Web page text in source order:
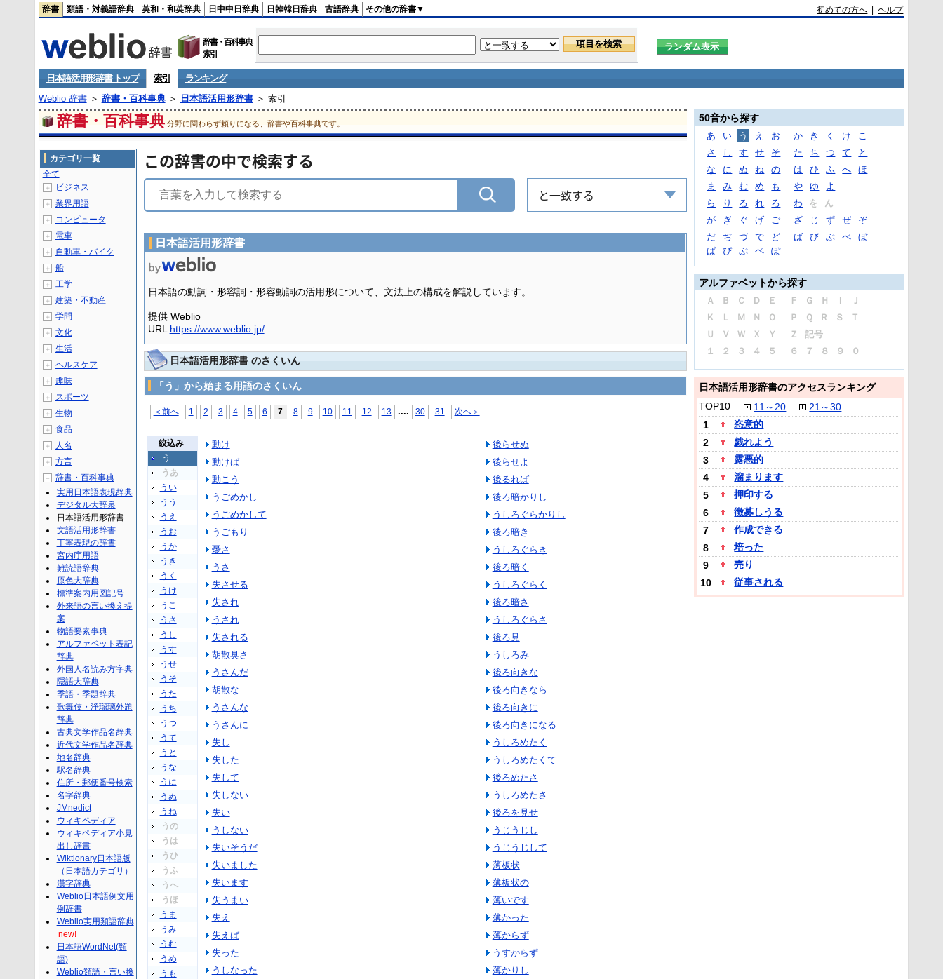
辞書 類語・対義語辞典 英和・和英辞典 日中中日辞典 日韓韓日辞典 古語辞典 その他の辞書▼ 初めての方へ |ヘルプ
辞書・百科事典
索引
日本語活用形辞書 トップ 索引
ランキング
Weblio 辞書＞ 辞書・百科事典＞ 日本語活用形辞書＞ 索引
辞書・百科事典 分野に関わらず頼りになる、辞書や百科事典です。
この辞書の中で検索する
と一致する
日本語活用形辞書
日本語の動詞・形容詞・形容動詞の活用形について、文法上の構成を解説しています。
提供 Weblio
URL https://www.weblio.jp/
日本語活用形辞書 のさくいん
「う」から始まる用語のさくいん
＜前へ 1 2 3 4 5 6 7 8 9 10 11 12 13 .... 30 31 次へ＞
絞込み
う
うあ
うい
うう
うえ
うお
うか
うき
うく
うけ
うこ
うさ
うし
うす
うせ
うそ
うた
うち
うつ
うて
うと
うな
うに
うぬ
うね
うの
うは
うひ
うふ
うへ
うほ
うま
うみ
うむ
うめ
うも
動け
動けば
動こう
うごめかし
うごめかして
うごもり
憂さ
うさ
失させる
失され
うされ
失される
胡散臭さ
うさんだ
胡散な
うさんな
うさんに
失し
失した
失して
失しない
失い
うしない
失いそうだ
失いました
失います
失うまい
失え
失えば
失った
うしなった
後らせぬ
後らせよ
後るれば
後ろ暗かりし
うしろぐらかりし
後ろ暗き
うしろぐらき
後ろ暗く
うしろぐらく
後ろ暗さ
うしろぐらさ
後ろ見
うしろみ
後ろ向きな
後ろ向きなら
後ろ向きに
後ろ向きになる
うしろめたく
うしろめたくて
後ろめたさ
うしろめたさ
後ろを見せ
うじうじし
うじうじして
薄板状
薄板状の
薄いです
薄かった
薄からず
うすからず
薄かりし
カテゴリ一覧
全て
＋ ビジネス
＋ 業界用語
＋ コンピュータ
＋ 電車
＋ 自動車・バイク
＋ 船
＋ 工学
＋ 建築・不動産
＋ 学問
＋ 文化
＋ 生活
＋ ヘルスケア
＋ 趣味
＋ スポーツ
＋ 生物
＋ 食品
＋ 人名
＋ 方言
－
辞書・百科事典
実用日本語表現辞典
デジタル大辞泉
日本語活用形辞書
文語活用形辞書
丁寧表現の辞書
宮内庁用語
難読語辞典
原色大辞典
標準案内用図記号
外来語の言い換え提
案
物語要素事典
アルファベット表記
辞典
外国人名読み方字典
隠語大辞典
季語・季題辞典
歌舞伎・浄瑠璃外題
辞典
古典文学作品名辞典
近代文学作品名辞典
地名辞典
駅名辞典
住所・郵便番号検索
名字辞典
JMnedict
ウィキペディア
ウィキペディア小見
出し辞書
Wiktionary日本語版
（日本語カテゴリ）
漢字辞典
Weblio日本語例文用
例辞書
Weblio実用類語辞典
new!
日本語WordNet(類
語)
Weblio類語・言い換
50音から探す
あ い う え お か き く け
こ
さ
し す せ そ た ち つ て
と
な
に ぬ ね の は ひ ふ へ
ほ
ま
み む め も や ゆ
よ
ら
り る れ ろ わ を
ん
が
ぎ ぐ げ ご ざ じ ず ぜ
ぞ
だ
ぢ づ で ど ば び ぶ べ
ぼ
ぱ
ぴ ぷ ぺ ぽ
アルファベットから探す
Ａ Ｂ Ｃ Ｄ Ｅ Ｆ Ｇ Ｈ Ｉ
Ｊ
Ｋ
Ｌ Ｍ Ｎ Ｏ Ｐ Ｑ Ｒ Ｓ
Ｔ
Ｕ
Ｖ Ｗ Ｘ Ｙ Ｚ
記号
１
２ ３ ４ ５ ６ ７ ８ ９ ０
日本語活用形辞書のアクセスランキング
TOP10
11～20
21～30
1
恣意的
2
戯れよう
3
露悪的
4
溜まります
5
押印する
6
徴募しうる
7
作成できる
8
培った
9
売り
10
従事される